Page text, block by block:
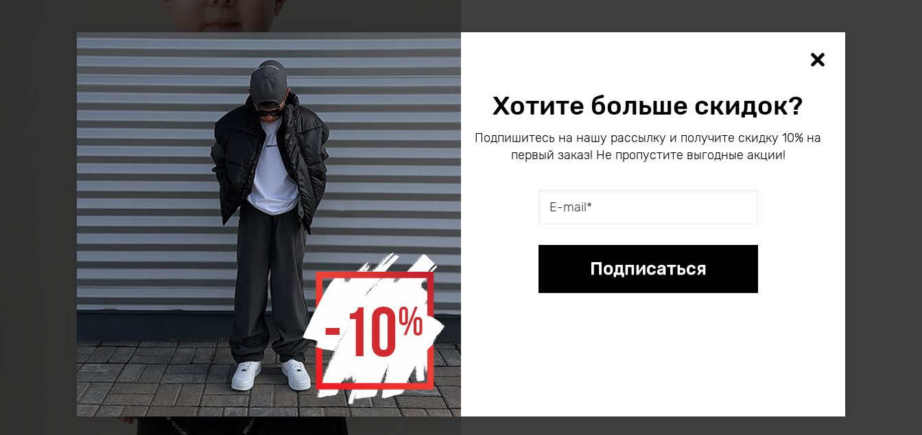
Хотите больше скидок?
Подпишитесь на нашу рассылку и получите скидку 10% на
первый заказ! Не пропустите выгодные акции!